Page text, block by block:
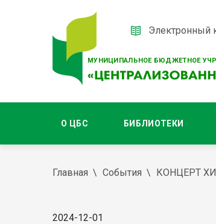
МУНИЦИПАЛЬНОЕ БЮДЖЕТНОЕ
Электронный
О ЦБС БИБЛИОТЕКИ
Главная События КОНЦЕРТ
2024-12-01